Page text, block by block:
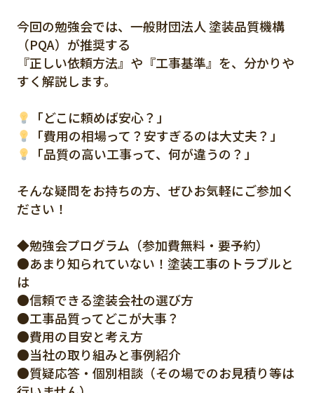
今回の勉強会では、一般財団法人 塗装品質機構
（PQA）が推奨する
『正しい依頼方法』や『工事基準』を、分かりや
すく解説します。
「どこに頼めば安心？」
「費用の相場って？安すぎるのは大丈夫？」
「品質の高い工事って、何が違うの？」
そんな疑問をお持ちの方、ぜひお気軽にご参加く
ださい！
◆勉強会プログラム（参加費無料・要予約）
●あまり知られていない！塗装工事のトラブルと
は
●信頼できる塗装会社の選び方
●工事品質ってどこが大事？
●費用の目安と考え方
●当社の取り組みと事例紹介
●質疑応答・個別相談（その場でのお見積り等は